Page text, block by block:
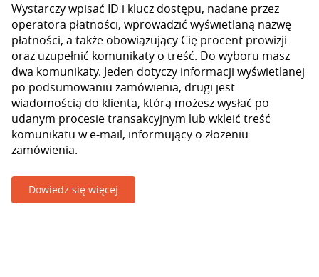
Wystarczy wpisać ID i klucz dostępu, nadane przez
operatora płatności, wprowadzić wyświetlaną nazwę
płatności, a także obowiązujący Cię procent prowizji
oraz uzupełnić komunikaty o treść. Do wyboru masz
dwa komunikaty. Jeden dotyczy informacji wyświetlanej
po podsumowaniu zamówienia, drugi jest
wiadomością do klienta, którą możesz wysłać po
udanym procesie transakcyjnym lub wkleić treść
komunikatu w e-mail, informujący o złożeniu
zamówienia.
Dowiedz się więcej